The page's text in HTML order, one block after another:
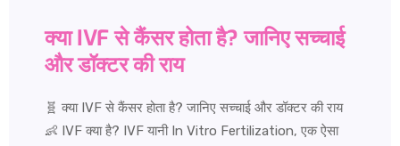
क्या IVF से कैंसर होता है? जानिए सच्चाई
और डॉक्टर की राय
🧬 क्या IVF से कैंसर होता है? जानिए सच्चाई और डॉक्टर की राय
👶 IVF क्या है? IVF यानी In Vitro Fertilization, एक ऐसा